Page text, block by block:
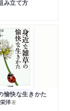
み立て方
愉快な生きかた
洋著